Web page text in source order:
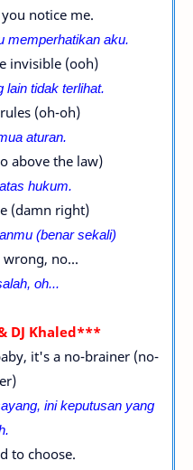
notice me.
memperhatikan aku.
invisible (ooh)
lain tidak terlihat.
(oh-oh)
aturan.
above the law)
hukum.
(damn right)
(benar sekali)
no...
oh...
DJ Khaled***
it's a no-brainer (no-
ini keputusan yang
to choose.